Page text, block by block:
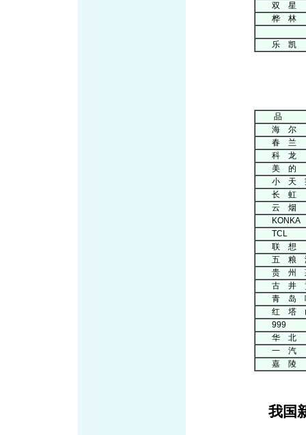
双 星
桦 林
乐 凯
品
海 尔
春 兰
科 龙
美 的
小 天
长 虹
云 烟
KONKA
TCL
联 想
五 粮
贵 州
古 井
青 岛
红 塔
999
华 北
一 汽
嘉 陵
我国